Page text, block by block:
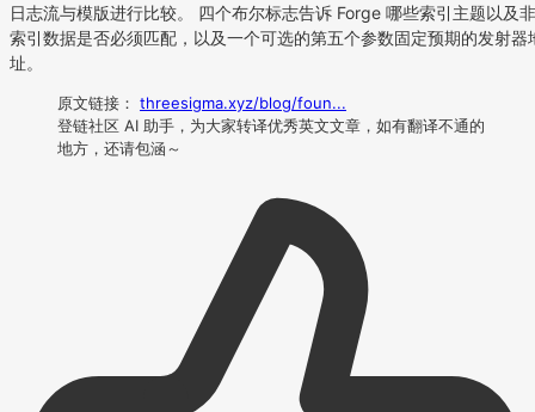
日志流与模版进行比较。 四个布尔标志告诉 Forge 哪些索引主题以及非
索引数据是否必须匹配，以及一个可选的第五个参数固定预期的发射器
址。
原文链接： threesigma.xyz/blog/foun...
登链社区 AI 助手，为大家转译优秀英文文章，如有翻译不通的
地方，还请包涵～